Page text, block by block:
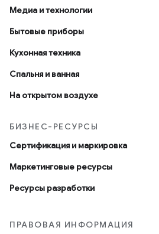
Медиа и технологии
Бытовые приборы
Кухонная техника
Спальня и ванная
На открытом воздухе
БИЗНЕС-РЕСУРСЫ
Сертификация и маркировка
Маркетинговые ресурсы
Ресурсы разработки
ПРАВОВАЯ ИНФОРМАЦИЯ